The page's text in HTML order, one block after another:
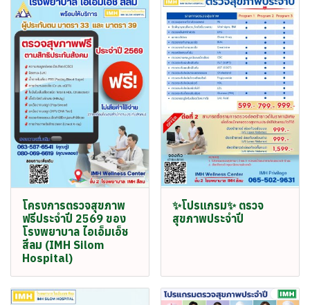
โครงการตรวจสุขภาพ
ฟรีประจำปี 2569 ของ
โรงพยาบาล ไอเอ็มเอ็ช
สีลม (IMH Silom
Hospital)
✨โปรแกรม✨ ตรวจ
สุขภาพประจำปี